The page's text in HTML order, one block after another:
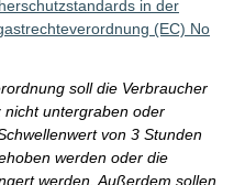
in der
(EC) No
soll die Verbraucher
nicht untergraben oder
von 3 Stunden
werden oder die
werden. Außerdem sollen